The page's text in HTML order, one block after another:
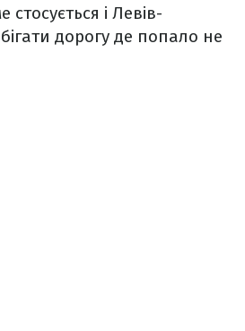
і Левів-
дорогу де попало не